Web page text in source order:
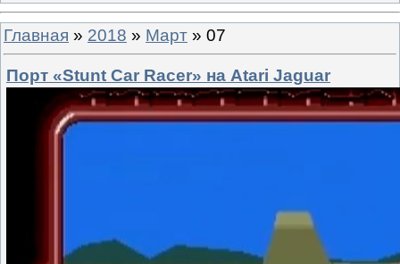
Главная » 2018 » Март » 07
Порт «Stunt Car Racer» на Atari Jaguar